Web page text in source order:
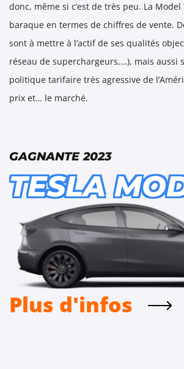
donc, même si c’est de très peu. La Model
baraque en termes de chiffres de vente.
sont à mettre à l’actif de ses qualités
réseau de superchargeurs,…), mais aussi
politique tarifaire très agressive de
prix et… le marché.
GAGNANTE 2023
TESLA
Plus d'infos